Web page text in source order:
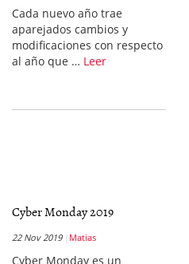
Cada nuevo año trae
aparejados cambios y
modificaciones con respecto
al año que … Leer
Cyber Monday 2019
22 Nov 2019 Matias
Cyber Monday es un